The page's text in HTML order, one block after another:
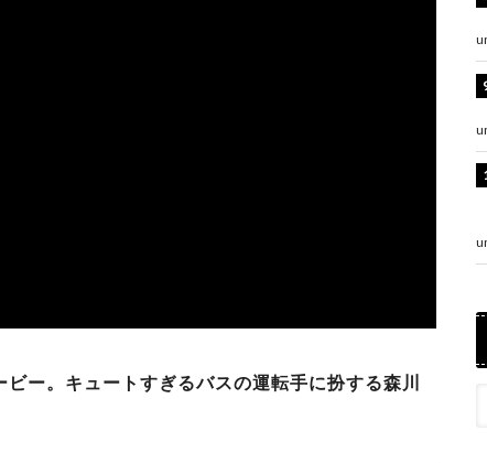
ー。キュートすぎるバスの運転手に扮する森川